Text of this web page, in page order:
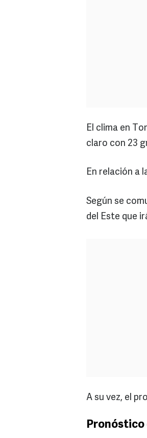
El clima en
claro con 23
En relación a
Según se
del Este que
A su vez, el
Pronóstico